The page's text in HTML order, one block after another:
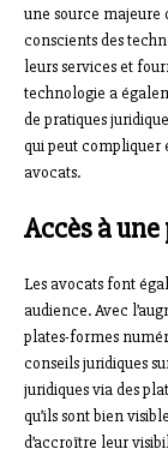
une source majeure
conscients des
leurs services et
technologie a
de pratiques
qui peut compliquer
avocats.
Accès à
Les avocats font
audience. Avec
plates-formes
conseils juridiques
juridiques via des
qu’ils sont bien
d’accroître leur